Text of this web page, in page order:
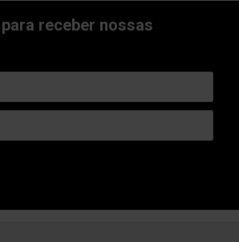
receber nossas